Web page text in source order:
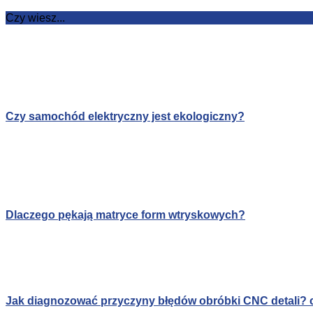
Czy wiesz...
Czy samochód elektryczny jest ekologiczny?
Dlaczego pękają matryce form wtryskowych?
Jak diagnozować przyczyny błędów obróbki CNC detali?